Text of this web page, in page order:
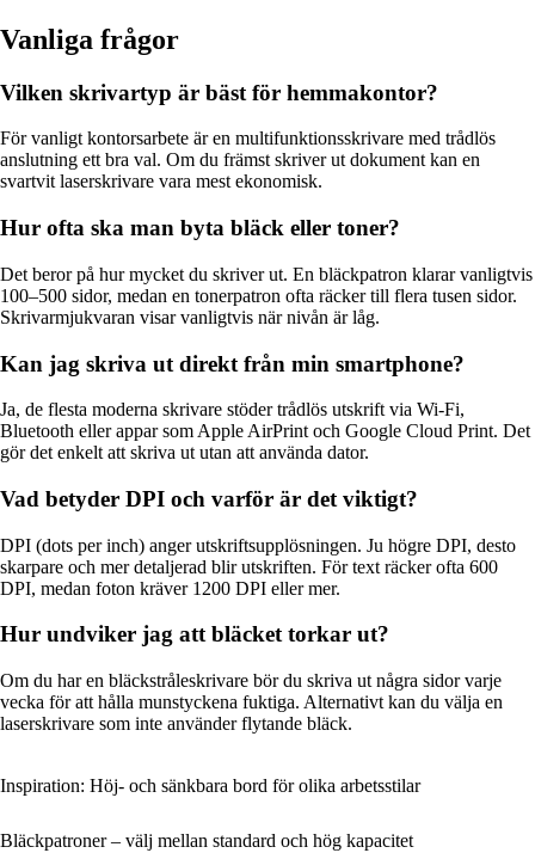
Vanliga frågor
Vilken skrivartyp är bäst för hemmakontor?
För vanligt kontorsarbete är en multifunktionsskrivare med trådlös
anslutning ett bra val. Om du främst skriver ut dokument kan en
svartvit laserskrivare vara mest ekonomisk.
Hur ofta ska man byta bläck eller toner?
Det beror på hur mycket du skriver ut. En bläckpatron klarar vanligtvis
100–500 sidor, medan en tonerpatron ofta räcker till flera tusen sidor.
Skrivarmjukvaran visar vanligtvis när nivån är låg.
Kan jag skriva ut direkt från min smartphone?
Ja, de flesta moderna skrivare stöder trådlös utskrift via Wi-Fi,
Bluetooth eller appar som Apple AirPrint och Google Cloud Print. Det
gör det enkelt att skriva ut utan att använda dator.
Vad betyder DPI och varför är det viktigt?
DPI (dots per inch) anger utskriftsupplösningen. Ju högre DPI, desto
skarpare och mer detaljerad blir utskriften. För text räcker ofta 600
DPI, medan foton kräver 1200 DPI eller mer.
Hur undviker jag att bläcket torkar ut?
Om du har en bläckstråleskrivare bör du skriva ut några sidor varje
vecka för att hålla munstyckena fuktiga. Alternativt kan du välja en
laserskrivare som inte använder flytande bläck.
Inspiration: Höj- och sänkbara bord för olika arbetsstilar
Bläckpatroner – välj mellan standard och hög kapacitet